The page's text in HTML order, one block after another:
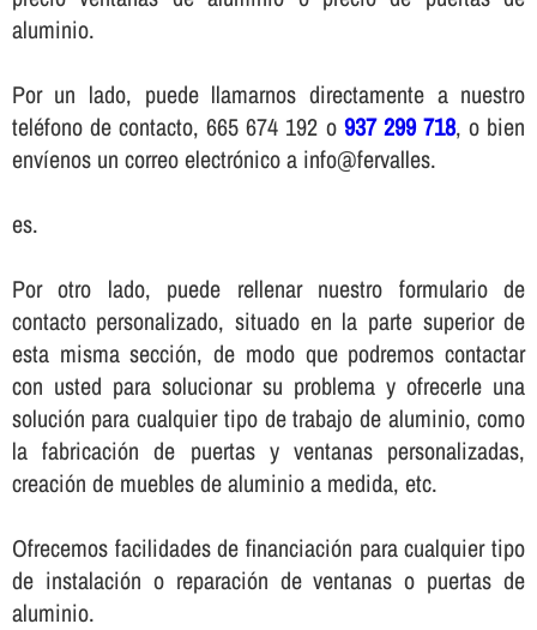
aluminio.
Por un lado, puede llamarnos directamente a nuestro
teléfono de contacto, 665 674 192 o 937 299 718, o bien
enví­enos un correo electrónico a info@fervalles.
es.
Por otro lado, puede rellenar nuestro formulario de
contacto personalizado, situado en la parte superior de
esta misma sección, de modo que podremos contactar
con usted para solucionar su problema y ofrecerle una
solución para cualquier tipo de trabajo de aluminio, como
la fabricación de puertas y ventanas personalizadas,
creación de muebles de aluminio a medida, etc.
Ofrecemos facilidades de financiación para cualquier tipo
de instalación o reparación de ventanas o puertas de
aluminio.